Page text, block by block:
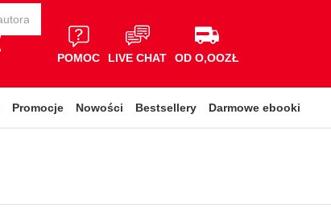
POMOC LIVE CHAT OD O,OOZŁ
Promocje Nowości Bestsellery Darmowe ebooki